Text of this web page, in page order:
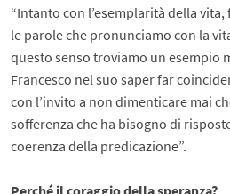
“Intanto con l’esemplarità della
le parole che pronunciamo con la
questo senso troviamo un esempio
Francesco nel suo saper far
con l’invito a non dimenticare mai
sofferenza che ha bisogno di
coerenza della predicazione”.
Perché il coraggio della speranza?